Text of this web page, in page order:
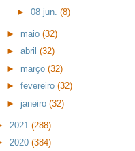
►08 jun.(8)
► maio (32)
► abril (32)
► março (32)
► fevereiro (32)
► janeiro (32)
2021 (288)
2020 (384)